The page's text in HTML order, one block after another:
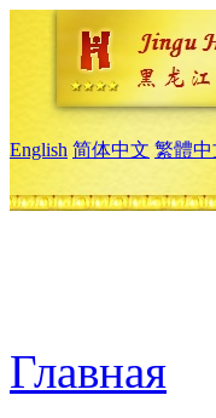
English 简体中文 繁體中
Главная